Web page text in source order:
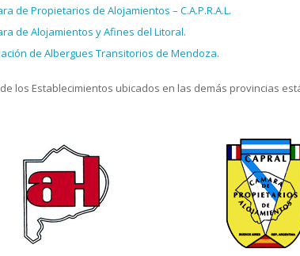
de Propietarios de Alojamientos – C.A.P.R.A.L.
de Alojamientos y Afines del Litoral.
de Albergues Transitorios de Mendoza.
los Establecimientos ubicados en las demás provincias